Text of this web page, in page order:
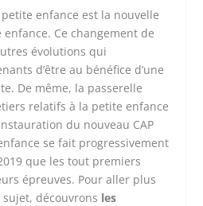
petite enfance est la nouvelle
Ce changement de
évolutions qui
d’être au bénéfice d’une
De même, la passerelle
relatifs à la petite enfance
du nouveau CAP
se fait progressivement
que les tout premiers
épreuves. Pour aller plus
découvrons les